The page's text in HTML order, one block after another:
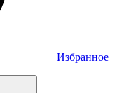
Избранное